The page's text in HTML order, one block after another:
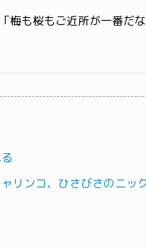
梅も桜もご近所が一番だ
リンコ、ひさびさのニッ